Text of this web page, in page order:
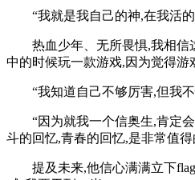
“我就是我自己的神,在我活
热血少年、无所畏惧,我相信
中的时候玩一款游戏,因为觉得游
“我知道自己不够厉害,但我
“因为就我一个信奥生,肯定
斗的回忆,青春的回忆,是非常值
提及未来,他信心满满立下